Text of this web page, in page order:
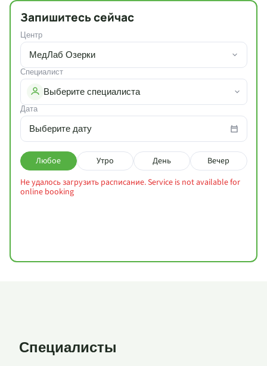
Запишитесь сейчас
Центр
МедЛаб Озерки
Специалист
Выберите специалиста
Дата
Выберите дату
Любое Утро День
Вечер
Не удалось загрузить расписание. Service is not available for
online booking
Специалисты